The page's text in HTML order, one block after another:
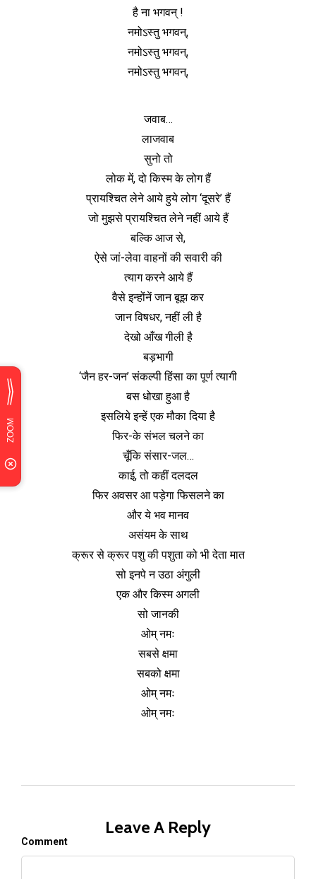
है ना भगवन् !
नमोऽस्तु भगवन्,
नमोऽस्तु भगवन्,
नमोऽस्तु भगवन्,
जवाब…
लाजवाब
सुनो तो
लोक में, दो किस्म के लोग हैं
प्रायश्चित लेने आये हुये लोग ‘दूसरे’ हैं
जो मुझसे प्रायश्चित लेने नहीं आये हैं
बल्कि आज से,
ऐसे जां-लेवा वाहनों की सवारी की
त्याग करने आये हैं
वैसे इन्होंनें जान बूझ कर
जान विषधर, नहीं ली है
देखो आँख गीली है
बड़भागी
‘जैन हर-जन’ संकल्पी हिंसा का पूर्ण त्यागी
बस धोखा हुआ है
इसलिये इन्हें एक मौका दिया है
फिर-के संभल चलने का
चूँकि संसार-जल…
काई, तो कहीं दलदल
फिर अवसर आ पड़ेगा फिसलने का
और ये भव मानव
असंयम के साथ
क्रूर से क्रूर पशु की पशुता को भी देता मात
सो इनपे न उठा अंगुली
एक और किस्म अगली
सो जानकी
ओम् नमः
सबसे क्षमा
सबको क्षमा
ओम् नमः
ओम् नमः
Leave A Reply
Comment